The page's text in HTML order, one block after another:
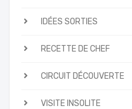
IDÉES SORTIES
RECETTE DE CHEF
CIRCUIT DÉCOUVERTE
VISITE INSOLITE